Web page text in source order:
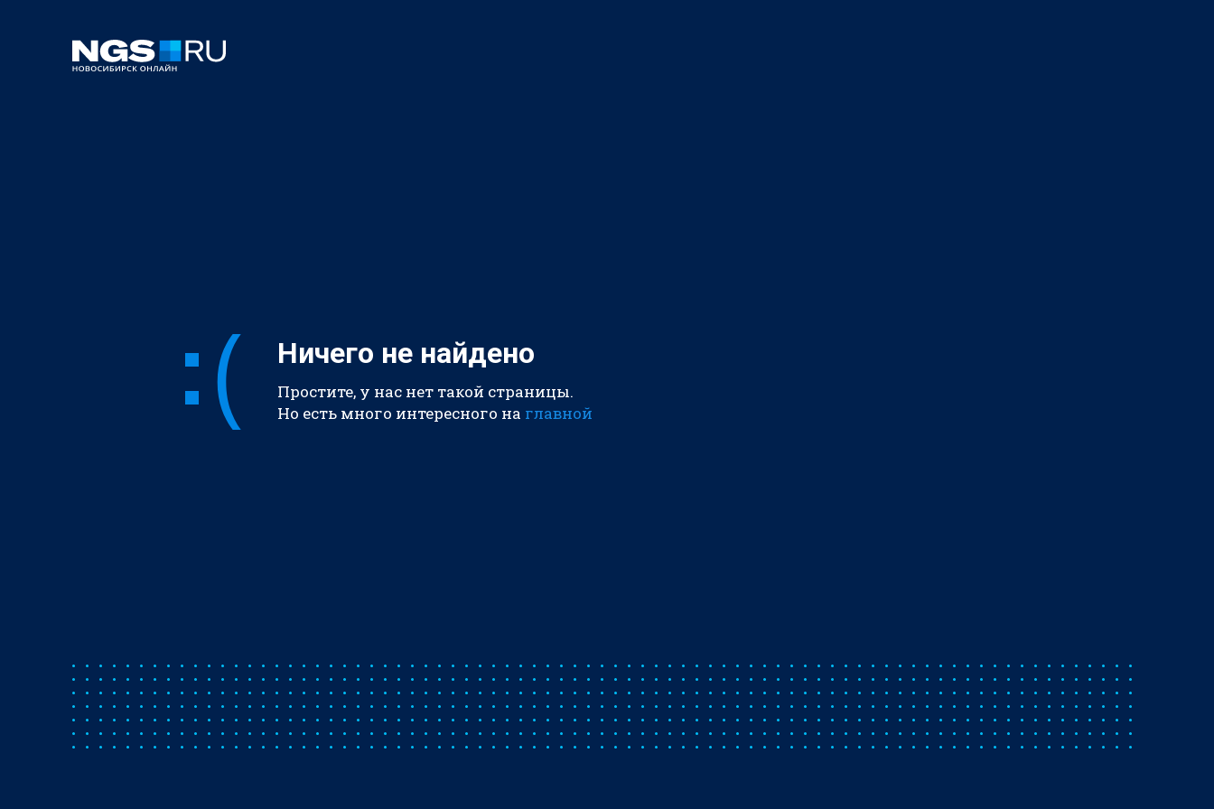
Ничего не найдено
Простите, у нас нет такой страницы.
Но есть много интересного на главной